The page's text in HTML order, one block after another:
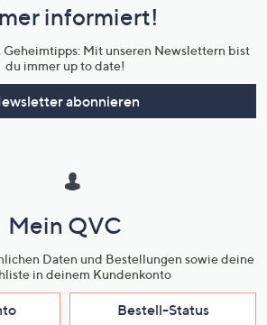
informiert!
Geheimtipps: Mit unseren Newslettern bist
du immer up to date!
abonnieren
Mein QVC
Daten und Bestellungen sowie deine
in deinem Kundenkonto
Bestell-Status